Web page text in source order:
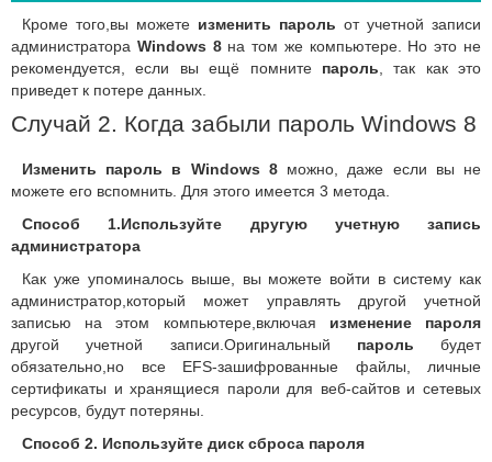
Кроме того,вы можете изменить пароль от учетной записи
администратора Windows 8на том же компьютере. Но это не
рекомендуется, если вы ещё помните пароль, так как это
приведет к потере данных.
Случай 2. Когда забыли пароль Windows 8
Изменить пароль в Windows 8можно, даже если вы не
можете его вспомнить. Для этого имеется 3 метода.
Способ 1.Используйте другую учетную запись
администратора
Как уже упоминалось выше, вы можете войти в систему как
администратор,который может управлять другой учетной
записью на этом компьютере,включая изменение пароля
другой учетной записи.Оригинальный пароль будет
обязательно,но все EFS-зашифрованные файлы, личные
сертификаты и хранящиеся пароли для веб-сайтов и сетевых
ресурсов, будут потеряны.
Способ 2. Используйте диск сброса пароля